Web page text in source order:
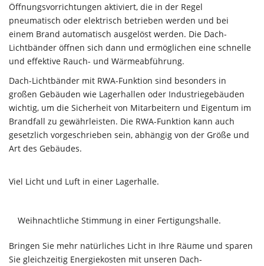
Öffnungsvorrichtungen aktiviert, die in der Regel
pneumatisch oder elektrisch betrieben werden und bei
einem Brand automatisch ausgelöst werden. Die Dach-
Lichtbänder öffnen sich dann und ermöglichen eine schnelle
und effektive Rauch- und Wärmeabführung.
Dach-Lichtbänder mit RWA-Funktion sind besonders in
großen Gebäuden wie Lagerhallen oder Industriegebäuden
wichtig, um die Sicherheit von Mitarbeitern und Eigentum im
Brandfall zu gewährleisten. Die RWA-Funktion kann auch
gesetzlich vorgeschrieben sein, abhängig von der Größe und
Art des Gebäudes.
Viel Licht und Luft in einer Lagerhalle.
Weihnachtliche Stimmung in einer Fertigungshalle.
Bringen Sie mehr natürliches Licht in Ihre Räume und sparen
Sie gleichzeitig Energiekosten mit unseren Dach-